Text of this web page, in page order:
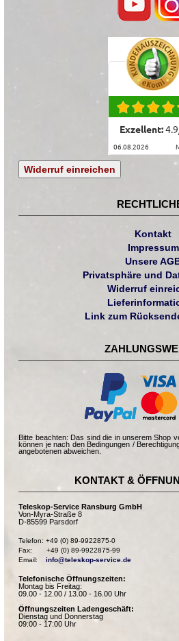
Exzellent:4.9
06.08.2026
Widerruf einreichen
Kontakt
Impressum
Unsere
Privatsphäre und
Widerruf
Link zum
Bitte beachten: Das sind die in unserem Shop
können je nach den Bedingungen /
angebotenen abweichen.
KONTAKT &
Teleskop-Service Ransburg GmbH
Von-Myra-Straße 8
D-85599 Parsdorf
Telefon: +49 (0) 89-9922875-0
Fax:       +49 (0) 89-9922875-99
Email: info@teleskop-service.de
Telefonische Öffnungszeiten:
Montag bis Freitag:
09.00 - 12.00 / 13.00 - 16.00 Uhr
Öffnungszeiten Ladengeschäft:
Dienstag und Donnerstag
09:00 - 17:00 Uhr